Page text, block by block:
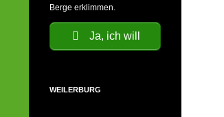
Ja, ich will
WEILERBURG